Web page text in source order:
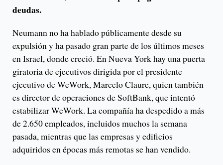
deudas.
Neumann no ha hablado públicamente desde su
expulsión y ha pasado gran parte de los últimos meses
en Israel, donde creció. En Nueva York hay una puerta
giratoria de ejecutivos dirigida por el presidente
ejecutivo de WeWork, Marcelo Claure, quien también
es director de operaciones de SoftBank, que intentó
estabilizar WeWork. La compañía ha despedido a más
de 2.650 empleados, incluidos muchos la semana
pasada, mientras que las empresas y edificios
adquiridos en épocas más remotas se han vendido.